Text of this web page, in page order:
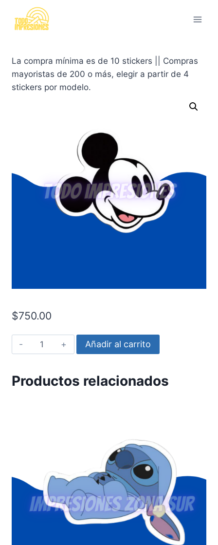
contenido
La compra mínima es de 10 stickers || Compras
mayoristas de 200 o más, elegir a partir de 4
stickers por modelo.
$750.00
Mickey
Face
Añadir al carrito
Productos relacionados